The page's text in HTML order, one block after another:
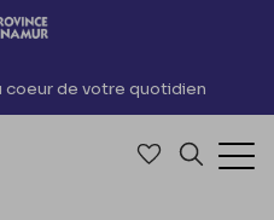
contenu
coeur de votre quotidien
Accéder à